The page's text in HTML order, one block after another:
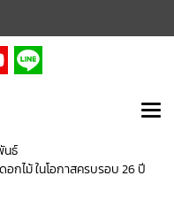
นธ์
อกไม้ ในโอกาสครบรอบ 26 ปี